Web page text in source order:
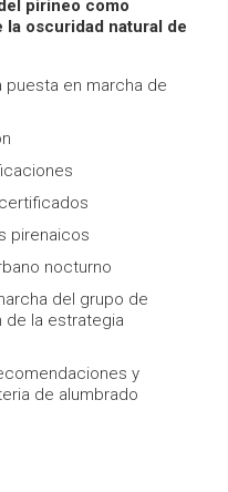
pirineo como
oscuridad natural de
puesta en marcha de
pirenaicos
nocturno
del grupo de
de la estrategia
y
de alumbrado